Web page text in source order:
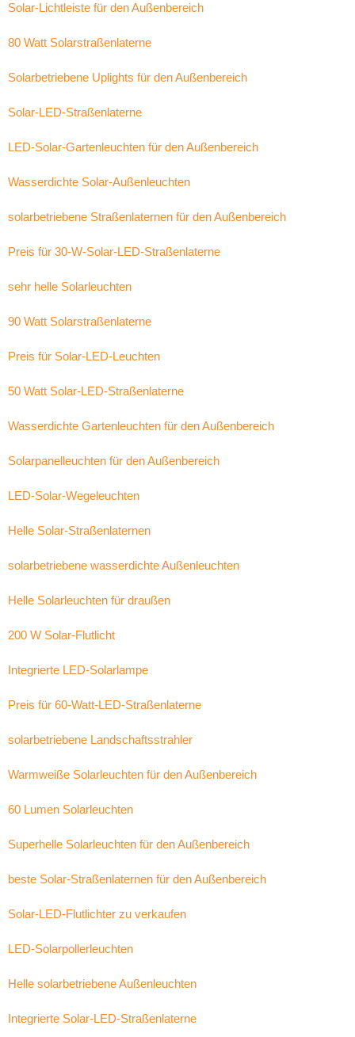
Solar-Lichtleiste für den Außenbereich
80 Watt Solarstraßenlaterne
Solarbetriebene Uplights für den Außenbereich
Solar-LED-Straßenlaterne
LED-Solar-Gartenleuchten für den Außenbereich
Wasserdichte Solar-Außenleuchten
solarbetriebene Straßenlaternen für den Außenbereich
Preis für 30-W-Solar-LED-Straßenlaterne
sehr helle Solarleuchten
90 Watt Solarstraßenlaterne
Preis für Solar-LED-Leuchten
50 Watt Solar-LED-Straßenlaterne
Wasserdichte Gartenleuchten für den Außenbereich
Solarpanelleuchten für den Außenbereich
LED-Solar-Wegeleuchten
Helle Solar-Straßenlaternen
solarbetriebene wasserdichte Außenleuchten
Helle Solarleuchten für draußen
200 W Solar-Flutlicht
Integrierte LED-Solarlampe
Preis für 60-Watt-LED-Straßenlaterne
solarbetriebene Landschaftsstrahler
Warmweiße Solarleuchten für den Außenbereich
60 Lumen Solarleuchten
Superhelle Solarleuchten für den Außenbereich
beste Solar-Straßenlaternen für den Außenbereich
Solar-LED-Flutlichter zu verkaufen
LED-Solarpollerleuchten
Helle solarbetriebene Außenleuchten
Integrierte Solar-LED-Straßenlaterne